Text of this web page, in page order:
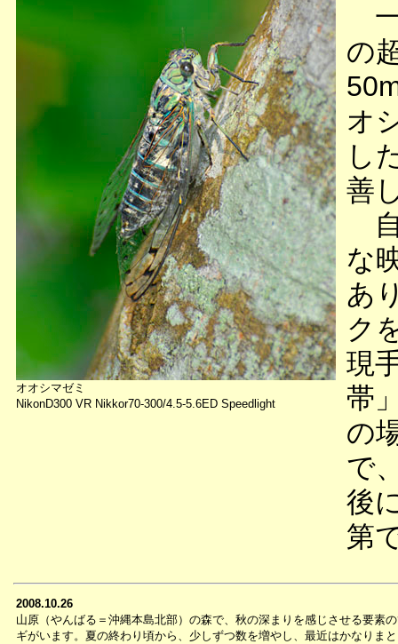
オオシマゼミ
NikonD300 VR Nikkor70-300/4.5-5.6ED Speedlight
一
の
オ
し
善
な
あ
ク
現
帯
の
で
後
第
2008.10.26
山原（やんばる＝沖縄本島北部）の森で、秋の深まりを感じさせる要素
ギがいます。夏の終わり頃から、少しずつ数を増やし、最近はかなりま